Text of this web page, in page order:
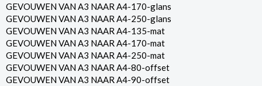
GEVOUWEN VAN A3 NAAR A4-170-glans
GEVOUWEN VAN A3 NAAR A4-250-glans
GEVOUWEN VAN A3 NAAR A4-135-mat
GEVOUWEN VAN A3 NAAR A4-170-mat
GEVOUWEN VAN A3 NAAR A4-250-mat
GEVOUWEN VAN A3 NAAR A4-80-offset
GEVOUWEN VAN A3 NAAR A4-90-offset